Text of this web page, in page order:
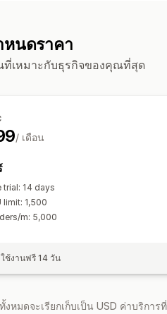
หนดราคา
ที่เหมาะกับธุรกิจของคุณที่สุด
/ เดือน
trial: 14 days
limit: 1,500
m: 5,000
ช้งานฟรี 14 วัน
งหมดจะเรียกเก็บเป็น USD ค่าบริกา